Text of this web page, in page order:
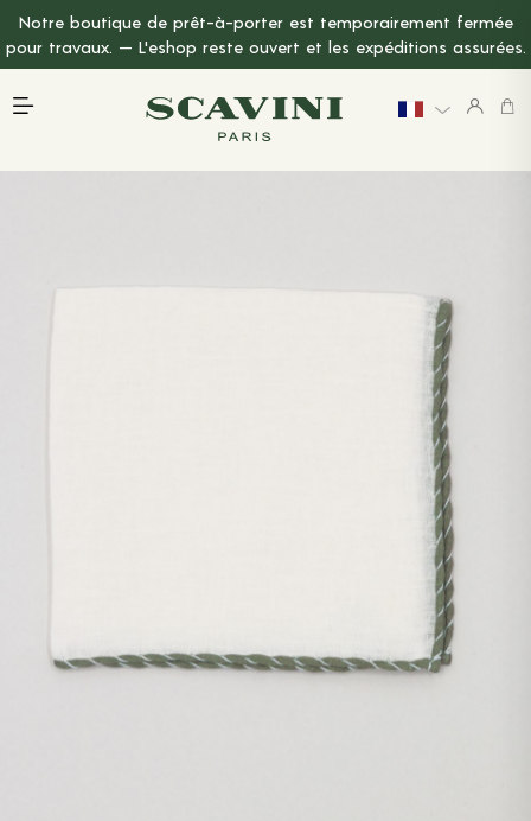
Notre boutique de prêt-à-porter est temporairement fermée
pour travaux. — L'eshop reste ouvert et les expéditions assurées.
Menu Principal